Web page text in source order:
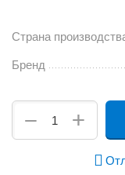
Страна
Бренд
+
−